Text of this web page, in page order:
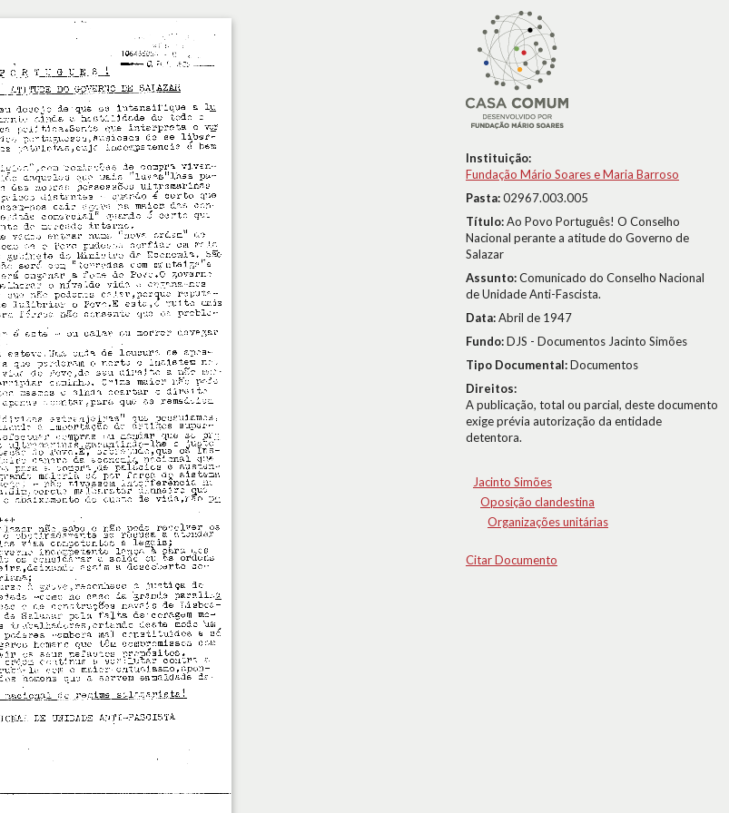
Instituição:
Fundação Mário Soares e Maria Barroso
Pasta:02967.003.005
Título:Ao Povo Português! O Conselho
Nacional perante a atitude do Governo de
Salazar
Assunto:Comunicado do Conselho Nacional
de Unidade Anti-Fascista.
Data:Abril de 1947
Fundo:DJS - Documentos Jacinto Simões
Tipo Documental:Documentos
Direitos:
A publicação, total ou parcial, deste documento
exige prévia autorização da entidade
detentora.
Jacinto Simões
Oposição clandestina
Organizações unitárias
Citar Documento